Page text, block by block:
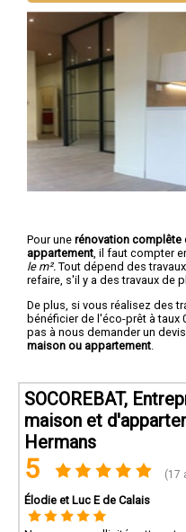
Pour une rénovation complête
appartement , il faut compter
le m². Tout dépend des
refaire, s'il y a des travaux de
De plus, si vous réalisez des
bénéficier de l'éco-prêt à taux
pas à nous demander un
maison ou appartement
SOCOREBAT,
maison et
Hermans
5 (17
Élodie et Luc E de Calais